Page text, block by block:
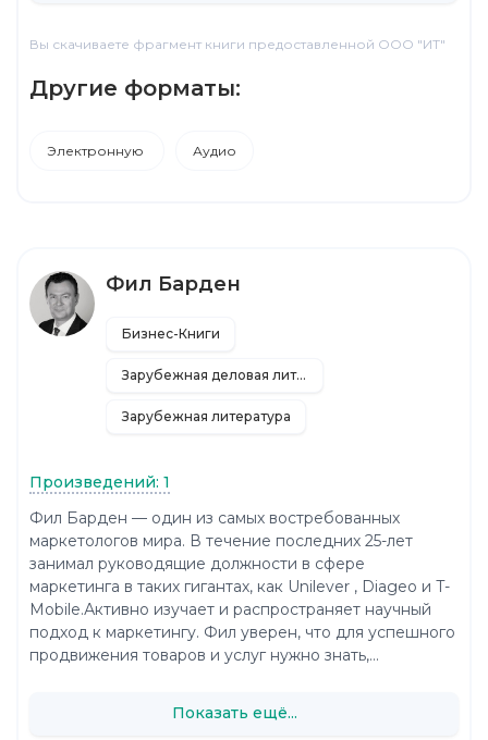
Вы скачиваете фрагмент книги предоставленной ООО "ИТ"
Другие форматы:
Электронную Аудио
Фил Барден
Бизнес-Книги
Зарубежная деловая литература
Зарубежная литература
Произведений: 1
Фил Барден — один из самых востребованных
маркетологов мира. В течение последних 25-лет
занимал руководящие должности в сфере
маркетинга в таких гигантах, как Unilever , Diageo и T-
Mobile.Активно изучает и распространяет научный
подход к маркетингу. Фил уверен, что для успешного
продвижения товаров и услуг нужно знать,...
Показать ещё...